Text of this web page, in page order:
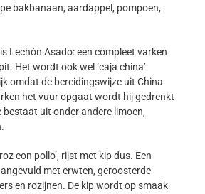
bakbanaan, aardappel, pompoen,
Lechón Asado: een compleet varken
Het wordt ook wel ‘caja china’
omdat de bereidingswijze uit China
het vuur opgaat wordt hij gedrenkt
bestaat uit onder andere limoen,
con pollo’, rijst met kip dus. Een
met erwten, geroosterde
en rozijnen. De kip wordt op smaak